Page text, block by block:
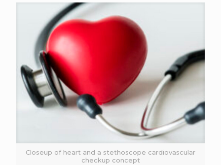
Closeup of heart and a stethoscope cardiovascular
checkup concept